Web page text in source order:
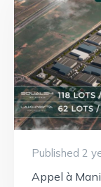
Published 2
Appel à